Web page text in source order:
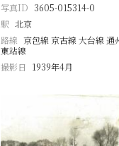
写真ID 3605-015314-0
駅 北京
路線 京包線 京古線 大台線 通
東站線
撮影日
1939年4月